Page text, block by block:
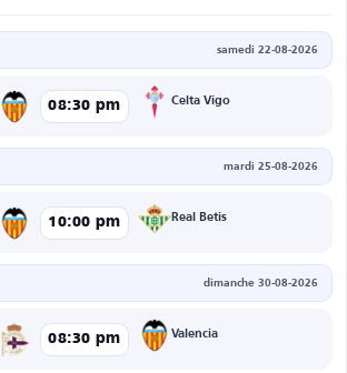
samedi 22-08-2026
08:30 pm Celta Vigo
mardi 25-08-2026
10:00 pm Real Betis
dimanche 30-08-2026
08:30 pm Valencia